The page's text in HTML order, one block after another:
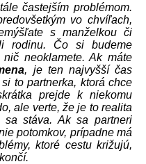
častejším problémom.
vo chvíľach,
s manželkou či
rodinu. Čo si budeme
neoklamete. Ak máte
, je ten najvyšší čas
to partnerka, ktorá chce
prejde k niekomu
ale verte, že je to realita
stáva. Ak sa partneri
potomkov, prípadne má
ktoré cestu križujú,